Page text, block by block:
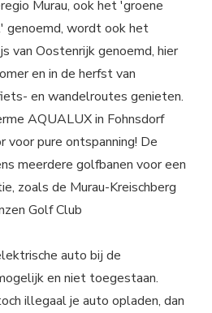
Murau, ook het 'groene
genoemd, wordt ook het
van Oostenrijk genoemd, hier
en in de herfst van
en wandelroutes genieten.
AQUALUX in Fohnsdorf
voor pure ontspanning! De
meerdere golfbanen voor een
zoals de Murau-Kreischberg
Golf Club
auto bij de
en niet toegestaan.
illegaal je auto opladen, dan